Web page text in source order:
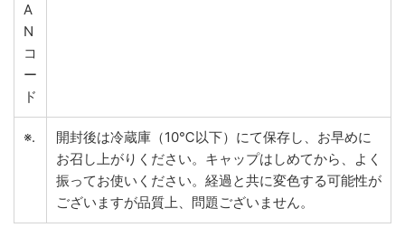
A
N
コ
ー
ド
※.
開封後は冷蔵庫（10℃以下）にて保存し、お早めに
お召し上がりください。キャップはしめてから、よく
振ってお使いください。経過と共に変色する可能性が
ございますが品質上、問題ございません。